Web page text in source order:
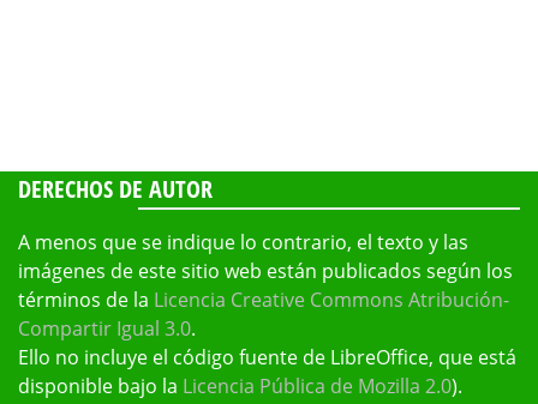
DERECHOS DE AUTOR
A menos que se indique lo contrario, el texto y las
imágenes de este sitio web están publicados según los
términos de la Licencia Creative Commons Atribución-
Compartir Igual 3.0.
Ello no incluye el código fuente de LibreOffice, que está
disponible bajo la Licencia Pública de Mozilla 2.0).